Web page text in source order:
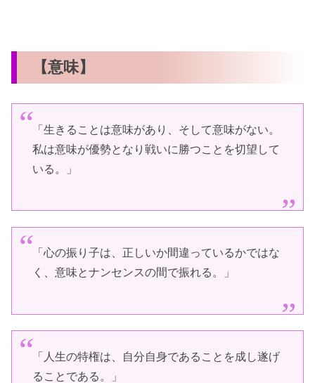
【意味】
「生きることは意味があり、そして意味がない。
私は意味が優勢となり戦いに勝つことを切望して
いる。」
「心の振り子は、正しいか間違っているかではな
く、意味とナンセンスの間で振れる。」
「人生の特権は、自分自身であることを成し遂げ
ることである。」